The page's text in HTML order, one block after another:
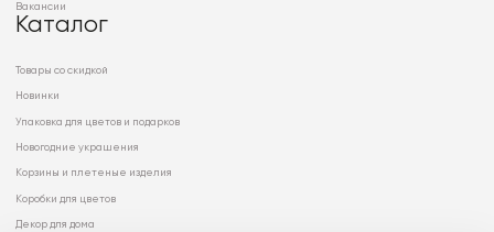
Вакансии
Каталог
Товары со скидкой
Новинки
Упаковка для цветов и подарков
Новогодние украшения
Корзины и плетеные изделия
Коробки для цветов
Декор для дома